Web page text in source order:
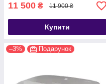
11 500 ₴ 11 900 ₴
Купити
–3% Подарунок